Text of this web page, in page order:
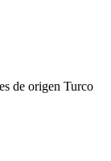
de origen Turco